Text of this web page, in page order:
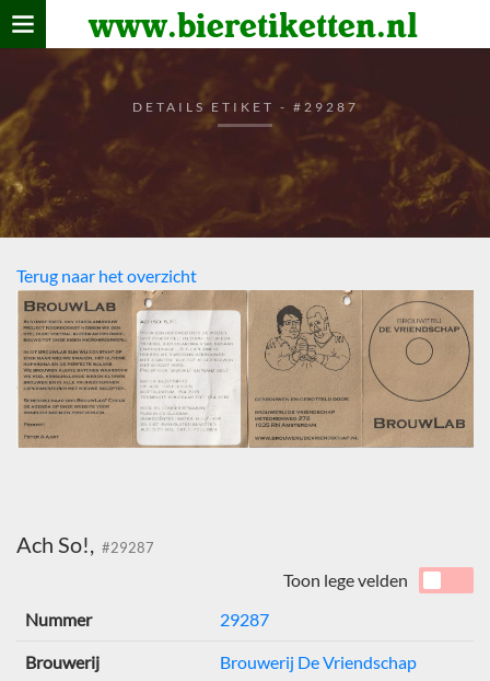
www.bieretiketten.nl
Home
verzamelen
De bierkaart
Bezoekers
DETAILS ETIKET - #29287
Terug naar het overzicht
Ach So!, #29287
Toon lege velden
Nummer
29287
Brouwerij Brouwerij De Vriendschap